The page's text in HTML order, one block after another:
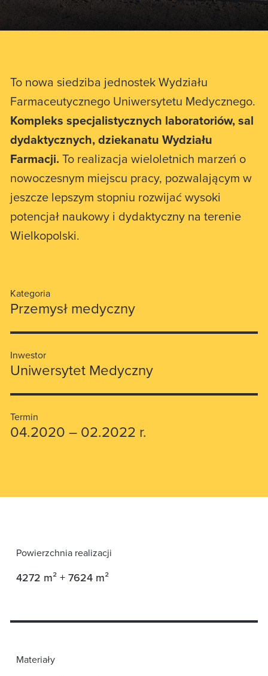
To nowa siedziba jednostek Wydziału
Farmaceutycznego Uniwersytetu Medycznego.
Kompleks specjalistycznych laboratoriów, sal
dydaktycznych, dziekanatu Wydziału
Farmacji. To realizacja wieloletnich marzeń o
nowoczesnym miejscu pracy, pozwalającym w
jeszcze lepszym stopniu rozwijać wysoki
potencjał naukowy i dydaktyczny na terenie
Wielkopolski.
Kategoria
Przemysł medyczny
Inwestor
Uniwersytet Medyczny
Termin
04.2020 – 02.2022 r.
Powierzchnia realizacji
4272 m² + 7624 m²
Materiały